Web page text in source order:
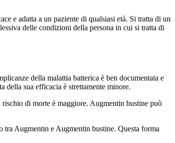
e adatta a un paziente di qualsiasi età. Si tratta di un
delle condizioni della persona in cui si tratta di
della malattia batterica è ben documentata e
della sua efficacia è strettamente minore.
di morte è maggiore. Augmentin bustine può
tra Augmentin e Augmentin bustine. Questa forma